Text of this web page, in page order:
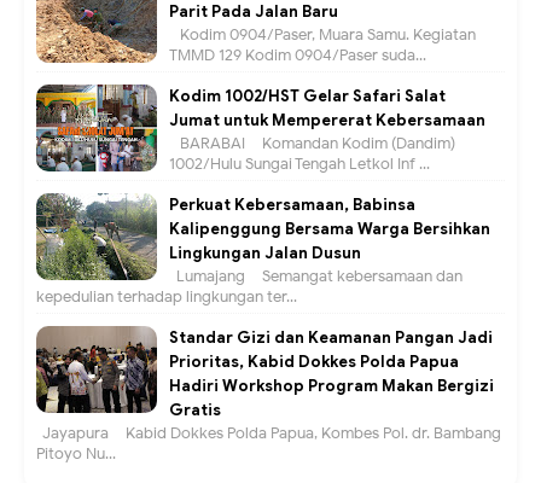
Parit Pada Jalan Baru
Kodim 0904/Paser, Muara Samu. Kegiatan
TMMD 129 Kodim 0904/Paser suda...
Kodim 1002/HST Gelar Safari Salat
Jumat untuk Mempererat Kebersamaan
BARABAI – Komandan Kodim (Dandim)
1002/Hulu Sungai Tengah Letkol Inf ...
Perkuat Kebersamaan, Babinsa
Kalipenggung Bersama Warga Bersihkan
Lingkungan Jalan Dusun
Lumajang – Semangat kebersamaan dan
kepedulian terhadap lingkungan ter...
Standar Gizi dan Keamanan Pangan Jadi
Prioritas, Kabid Dokkes Polda Papua
Hadiri Workshop Program Makan Bergizi
Gratis
Jayapura – Kabid Dokkes Polda Papua, Kombes Pol. dr. Bambang
Pitoyo Nu...